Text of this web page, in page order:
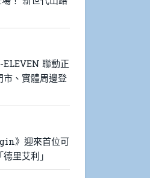
ELEVEN 聯動正
市、實體周邊登
》迎來首位可
里艾利」